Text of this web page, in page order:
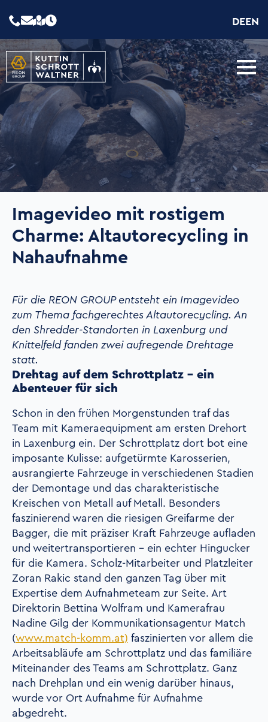
DEEN
Imagevideo mit rostigem
Charme: Altautorecycling in
Nahaufnahme
Für die REON GROUP entsteht ein Imagevideo
zum Thema fachgerechtes Altautorecycling. An
den Shredder-Standorten in Laxenburg und
Knittelfeld fanden zwei aufregende Drehtage
statt.
Drehtag auf dem Schrottplatz – ein
Abenteuer für sich
Schon in den frühen Morgenstunden traf das
Team mit Kameraequipment am ersten Drehort
in Laxenburg ein. Der Schrottplatz dort bot eine
imposante Kulisse: aufgetürmte Karosserien,
ausrangierte Fahrzeuge in verschiedenen Stadien
der Demontage und das charakteristische
Kreischen von Metall auf Metall. Besonders
faszinierend waren die riesigen Greifarme der
Bagger, die mit präziser Kraft Fahrzeuge aufladen
und weitertransportieren – ein echter Hingucker
für die Kamera. Scholz-Mitarbeiter und Platzleiter
Zoran Rakic stand den ganzen Tag über mit
Expertise dem Aufnahmeteam zur Seite. Art
Direktorin Bettina Wolfram und Kamerafrau
Nadine Gilg der Kommunikationsagentur Match
(www.match-komm.at) faszinierten vor allem die
Arbeitsabläufe am Schrottplatz und das familiäre
Miteinander des Teams am Schrottplatz. Ganz
nach Drehplan und ein wenig darüber hinaus,
wurde vor Ort Aufnahme für Aufnahme
abgedreht.